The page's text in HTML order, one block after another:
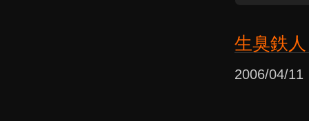
生臭鉄人
2006/04/